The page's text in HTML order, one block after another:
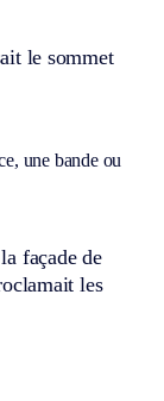
le sommet
une bande ou
façade de
les